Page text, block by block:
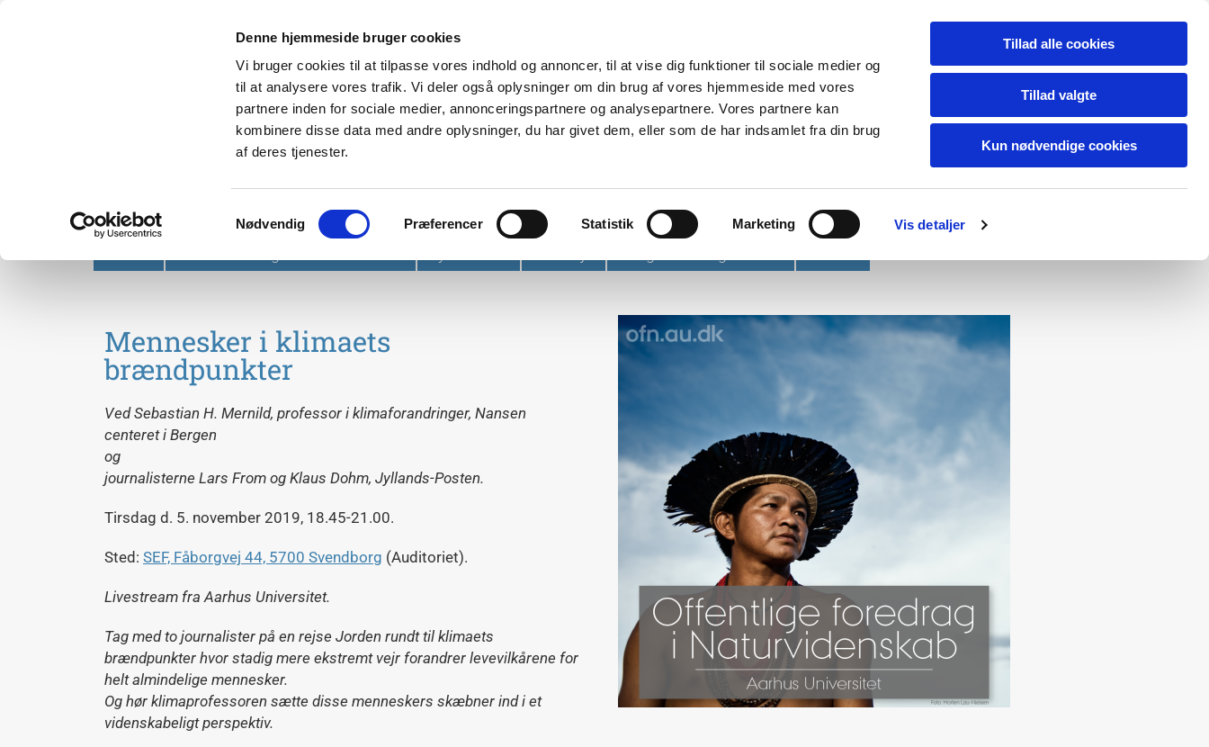
Denne hjemmeside bruger cookies
Vi bruger cookies til at tilpasse vores indhold og annoncer, til at vise dig funktioner til sociale medier og
til at analysere vores trafik. Vi deler også oplysninger om din brug af vores hjemmeside med vores
partnere inden for sociale medier, annonceringspartnere og analysepartnere. Vores partnere kan
kombinere disse data med andre oplysninger, du har givet dem, eller som de har indsamlet fra din brug
af deres tjenester.
Nødvendig Præferencer Statistik Marketing Vis detaljer
Tillad alle cookies
Tillad valgte
Kun nødvendige cookies
Mennesker i klimaets
brændpunkter
Ved Sebastian H. Mernild, professor i klimaforandringer, Nansen
centeret i Bergen
og
journalisterne Lars From og Klaus Dohm, Jyllands-Posten.
Tirsdag d. 5. november 2019, 18.45-21.00.
Sted: SEF, Fåborgvej 44, 5700 Svendborg (Auditoriet).
Livestream fra Aarhus Universitet.
Tag med to journalister på en rejse Jorden rundt til klimaets
brændpunkter hvor stadig mere ekstremt vejr forandrer levevilkårene for
helt almindelige mennesker.
Og hør klimaprofessoren sætte disse menneskers skæbner ind i et
videnskabeligt perspektiv.